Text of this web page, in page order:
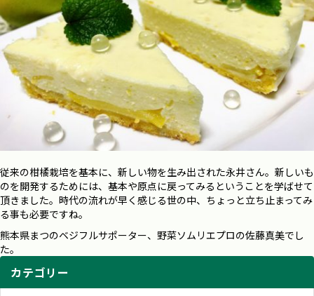
従来の柑橘栽培を基本に、新しい物を生み出された永井さん。新しいも
のを開発するためには、基本や原点に戻ってみるということを学ばせて
頂きました。時代の流れが早く感じる世の中、ちょっと立ち止まってみ
る事も必要ですね。
熊本県まつのベジフルサポーター、野菜ソムリエプロの佐藤真美でし
た。
カテゴリー